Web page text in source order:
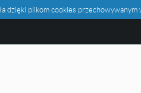
dzięki plikom cookies przechowywanym